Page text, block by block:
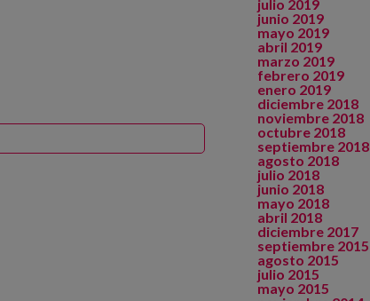
julio 2019
junio 2019
mayo 2019
abril 2019
marzo 2019
febrero 2019
enero 2019
diciembre 2018
noviembre 2018
octubre 2018
septiembre 2018
agosto 2018
julio 2018
junio 2018
mayo 2018
abril 2018
diciembre 2017
septiembre 2015
agosto 2015
julio 2015
mayo 2015